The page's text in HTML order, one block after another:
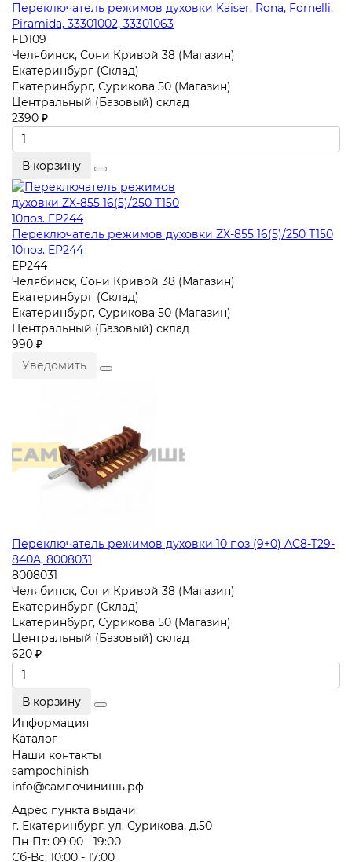
Переключатель режимов духовки Kaiser, Rona, Fornelli,
Piramida, 33301002, 33301063
FD109
Челябинск, Сони Кривой 38 (Магазин)
Екатеринбург (Склад)
Екатеринбург, Сурикова 50 (Магазин)
Центральный (Базовый) склад
2390 ₽
В корзину
Переключатель режимов духовки ZX-855 16(5)/250 T150
10поз. EP244
EP244
Челябинск, Сони Кривой 38 (Магазин)
Екатеринбург (Склад)
Екатеринбург, Сурикова 50 (Магазин)
Центральный (Базовый) склад
990 ₽
Уведомить
Переключатель режимов духовки 10 поз (9+0) AC8-T29-
840A, 8008031
8008031
Челябинск, Сони Кривой 38 (Магазин)
Екатеринбург (Склад)
Екатеринбург, Сурикова 50 (Магазин)
Центральный (Базовый) склад
620 ₽
В корзину
Информация
Каталог
Наши контакты
sampochinish
info@сампочинишь.рф
Адрес пункта выдачи
г. Екатеринбург, ул. Сурикова, д.50
Пн-Пт: 09:00 - 19:00
Сб-Вс: 10:00 - 17:00